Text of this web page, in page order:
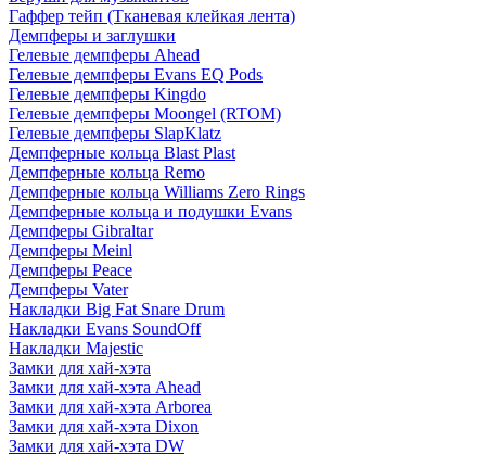
Гаффер тейп (Тканевая клейкая лента)
Демпферы и заглушки
Гелевые демпферы Ahead
Гелевые демпферы Evans EQ Pods
Гелевые демпферы Kingdo
Гелевые демпферы Moongel (RTOM)
Гелевые демпферы SlapKlatz
Демпферные кольца Blast Plast
Демпферные кольца Remo
Демпферные кольца Williams Zero Rings
Демпферные кольца и подушки Evans
Демпферы Gibraltar
Демпферы Meinl
Демпферы Peace
Демпферы Vater
Накладки Big Fat Snare Drum
Накладки Evans SoundOff
Накладки Majestic
Замки для хай-хэта
Замки для хай-хэта Ahead
Замки для хай-хэта Arborea
Замки для хай-хэта Dixon
Замки для хай-хэта DW